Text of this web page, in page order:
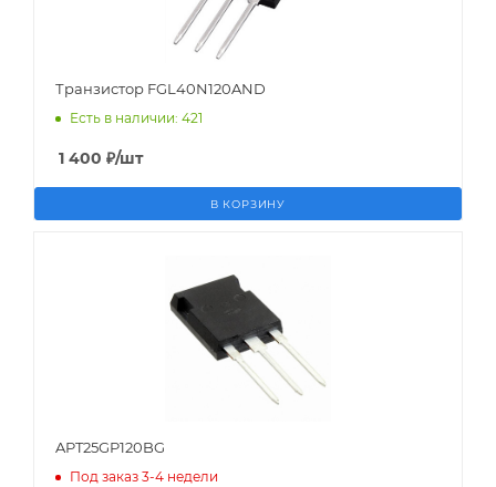
Транзистор FGL40N120AND
Есть в наличии: 421
1 400 ₽/шт
В КОРЗИНУ
APT25GP120BG
Под заказ 3-4 недели